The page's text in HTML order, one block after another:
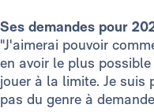
Ses demandes pour
"J'aimerai pouvoir
en avoir le plus
jouer à la limite. Je suis
pas du genre à